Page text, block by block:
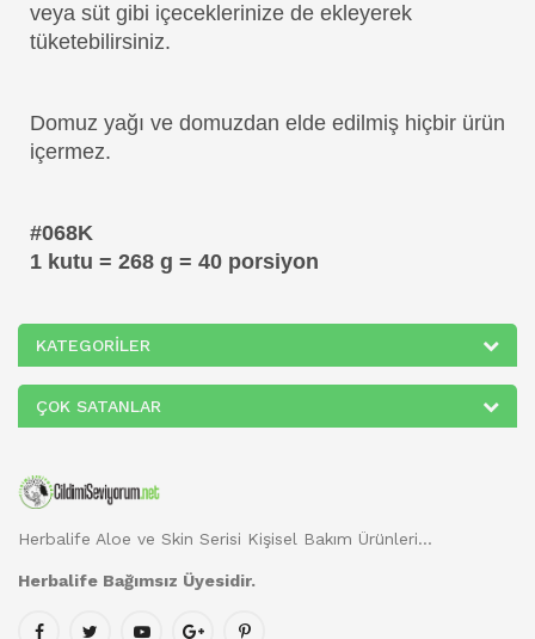
veya süt gibi içeceklerinize de ekleyerek
tüketebilirsiniz.
Domuz yağı ve domuzdan elde edilmiş hiçbir ürün
içermez.
#068K
1 kutu = 268 g = 40 porsiyon
KATEGORILER
ÇOK SATANLAR
Herbalife Aloe ve Skin Serisi Kişisel Bakım Ürünleri...
Herbalife Bağımsız Üyesidir.